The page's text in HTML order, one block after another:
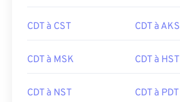
CDT à CST CDT à
CDT à MSK CDT à HST
CDT à NST CDT à PDT